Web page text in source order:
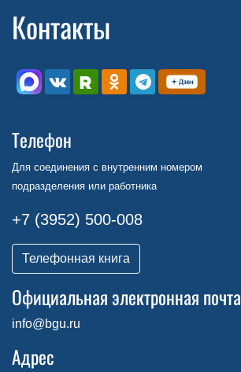
Контакты
Телефон
Для соединения с внутренним номером
подразделения или работника
+7 (3952) 500-008
Телефонная книга
Официальная электронная почта
info@bgu.ru
Адрес